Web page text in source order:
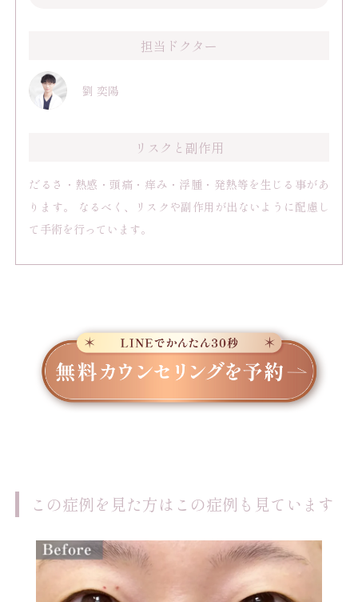
担当ドクター
劉 奕陽
リスクと副作用
だるさ・熱感・頭痛・痒み・浮腫・発熱等を生じる事があ
ります。 なるべく、リスクや副作用が出ないように配慮し
て手術を行っています。
この症例を見た方はこの症例も見ています